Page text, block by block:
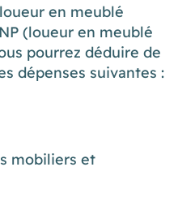
en meublé
(loueur en meublé
pourrez déduire de
dépenses suivantes :
mobiliers et